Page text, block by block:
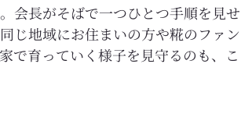
会長がそばで一つひとつ手順を見せ
じ地域にお住まいの方や糀のファン
で育っていく様子を見守るのも、こ